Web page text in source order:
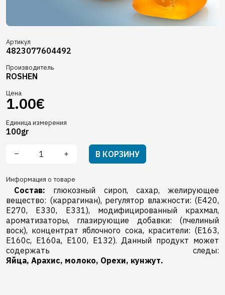
Артикул
4823077604492
Производитель
ROSHEN
Цена
1.00€
Единица измерения
100gr
В КОРЗИНУ
Информация о товаре
Состав: глюкозный сироп, сахар, желирующее
вещество: (каррагинан), регулятор влажности: (E420,
E270, E330, E331), модифицированный крахмал,
ароматизаторы, глазирующие добавки: (пчелиный
воск), концентрат яблочного сока, красители: (E163,
E160c, E160a, E100, E132). Данный продукт может
содержать следы:
Яйца, Арахис, молоко, Орехи, кунжут.